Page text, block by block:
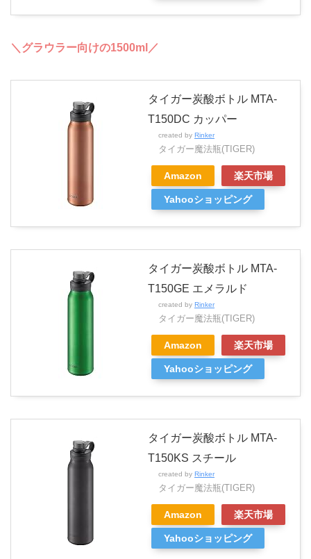
＼グラウラー向けの1500ml／
タイガー炭酸ボトル MTA-
T150DC カッパー
created by Rinker
タイガー魔法瓶(TIGER)
Amazon 楽天市場
Yahooショッピング
タイガー炭酸ボトル MTA-
T150GE エメラルド
created by Rinker
タイガー魔法瓶(TIGER)
Amazon 楽天市場
Yahooショッピング
タイガー炭酸ボトル MTA-
T150KS スチール
created by Rinker
タイガー魔法瓶(TIGER)
Amazon 楽天市場
Yahooショッピング